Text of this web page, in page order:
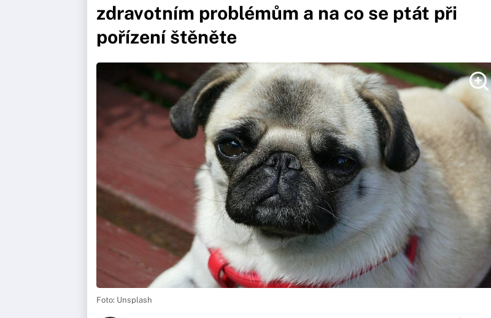
zdravotním problémům a na co se ptát při
pořízení štěněte
Foto: Unsplash